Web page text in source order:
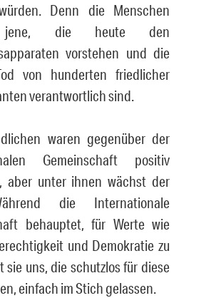
Denn die Menschen
jene, die heute den
vorstehen und die
von hunderten friedlicher
verantwortlich sind.
waren gegenüber der
Gemeinschaft positiv
aber unter ihnen wächst der
die Internationale
behauptet, für Werte wie
und Demokratie zu
sie uns, die schutzlos für diese
einfach im Stich gelassen.